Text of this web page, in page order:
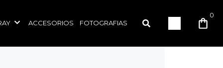
ACCESORIOS FOTOGRAFIAS
0